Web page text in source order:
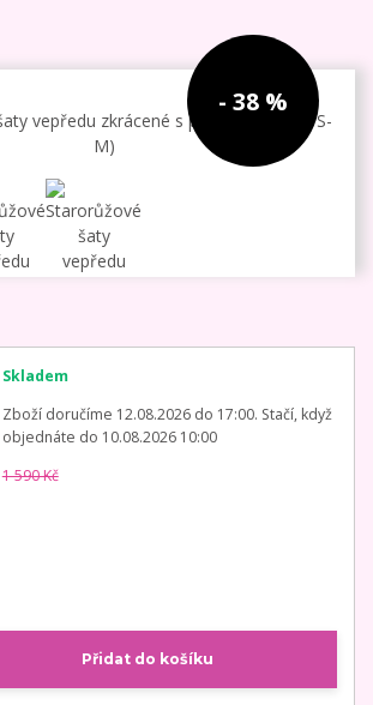
- 38 %
Skladem
Zboží doručíme 12.08.2026 do 17:00. Stačí, když
objednáte do 10.08.2026 10:00
1 590 Kč
Přidat do košíku